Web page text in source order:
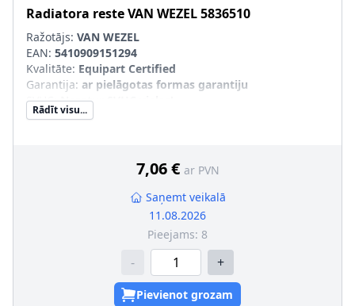
Radiatora resteVAN WEZEL5836510
Ražotājs: VAN WEZEL
EAN: 5410909151294
Kvalitāte: Equipart Certified
Garantija: ar pielāgotas formas garantiju
SVHC:Nesatur SVHC vielas!
Rādīt visu...
7,06 € ar PVN
Saņemt veikalā
11.08.2026
Pieejams: 8
- +
Pievienot grozam